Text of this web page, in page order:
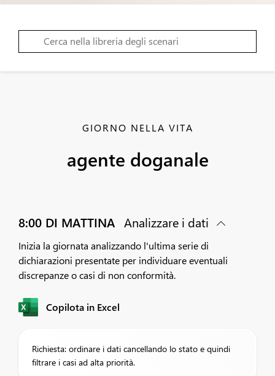
GIORNO NELLA VITA
agente doganale
8:00 DI MATTINA Analizzare i dati
Inizia la giornata analizzando l'ultima serie di
dichiarazioni presentate per individuare eventuali
discrepanze o casi di non conformità.
Copilota in Excel
Richiesta: ordinare i dati cancellando lo stato e quindi
filtrare i casi ad alta priorità.